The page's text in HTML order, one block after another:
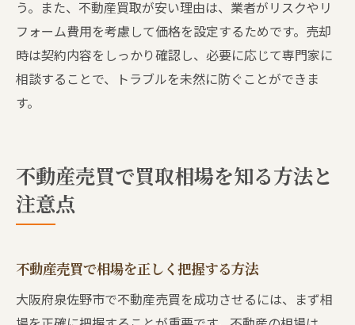
う。また、不動産買取が安い理由は、業者がリスクやリ
フォーム費用を考慮して価格を設定するためです。売却
時は契約内容をしっかり確認し、必要に応じて専門家に
相談することで、トラブルを未然に防ぐことができま
す。
不動産売買で買取相場を知る方法と
注意点
不動産売買で相場を正しく把握する方法
大阪府泉佐野市で不動産売買を成功させるには、まず相